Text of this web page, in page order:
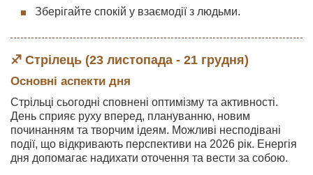
Зберігайте спокій у взаємодії з людьми.
♐ Стрілець (23 листопада - 21 грудня)
Основні аспекти дня
Стрільці сьогодні сповнені оптимізму та активності.
День сприяє руху вперед, плануванню, новим
починанням та творчим ідеям. Можливі несподівані
події, що відкривають перспективи на 2026 рік. Енергія
дня допомагає надихати оточення та вести за собою.